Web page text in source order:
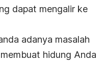
dapat mengalir ke
adanya masalah
hidung Anda